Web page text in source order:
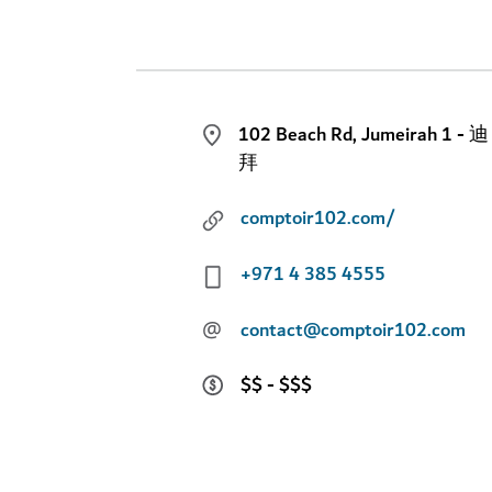
102 Beach Rd, Jumeirah 1 - 迪
拜
comptoir102.com/
+971 4 385 4555
@
contact@comptoir102.com
$$ - $$$